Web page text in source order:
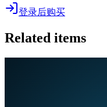
登录后购买
Related items